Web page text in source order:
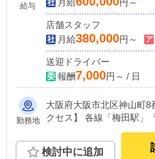
給与
月給
円～
店舗スタッフ
月給380,000円～
送迎ドライバー
報酬7,000円～ / 日
勤務地
大阪府大阪市北区神山町8番
クセス】 各線「梅田駅」
検討中に追加